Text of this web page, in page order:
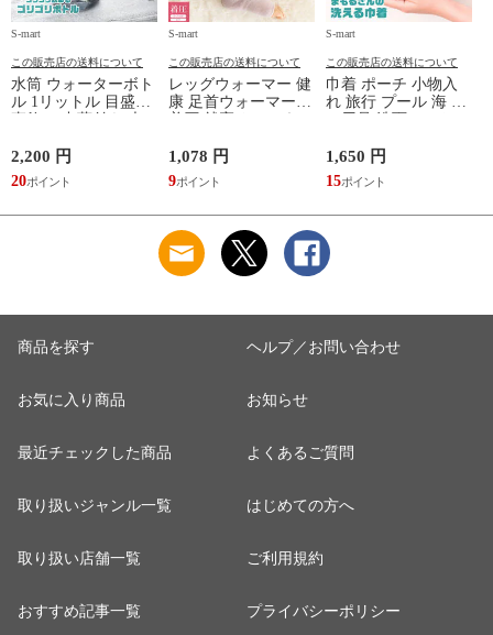
S-mart
この販売店の送料について
水筒 ウォーターボト
ル 1リットル 目盛り
マイボトル 動物 ア
ニマル ゴリラ ごリ
ラックス ゴリゴリボ
2,200 円
20
S-mart
この販売店の送料について
レッグウォーマー 健
康 足首ウォーマー
ふんわり 足湯のよう
なぽかぽかナイトウ
ォーマー inf-26
1,078 円
9
S-mart
この販売店の送料について
巾着 ポーチ 小物入
れ 旅行 プール 海 バ
サウナ ごリラックス
まもるさんの洗える
巾着 ブラック 黒
1,650 円
15
商品を探す
お気に入り商品
最近チェックした商品
取り扱いジャンル一覧
取り扱い店舗一覧
おすすめ記事一覧
ヘルプ／お問い合わせ
お知らせ
よくあるご質問
はじめての方へ
ご利用規約
プライバシーポリシー